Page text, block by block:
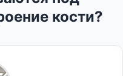
кости?